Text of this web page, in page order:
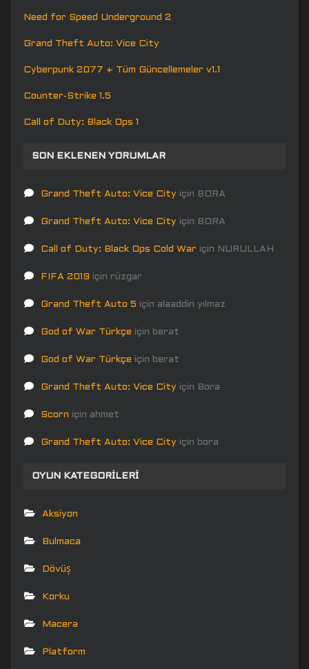
Need for Speed Underground 2
Grand Theft Auto: Vice City
Cyberpunk 2077 + Tüm Güncellemeler v1.1
Counter-Strike 1.5
Call of Duty: Black Ops 1
SON EKLENEN YORUMLAR
Grand Theft Auto: Vice City için BORA
Grand Theft Auto: Vice City için BORA
Call of Duty: Black Ops Cold War için NURULLAH
FIFA 2019 için rüzgar
Grand Theft Auto 5 için alaaddin yılmaz
God of War Türkçe için berat
God of War Türkçe için berat
Grand Theft Auto: Vice City için Bora
Scorn için ahmet
Grand Theft Auto: Vice City için bora
OYUN KATEGORILERI
Aksiyon
Bulmaca
Dövüş
Korku
Macera
Platform